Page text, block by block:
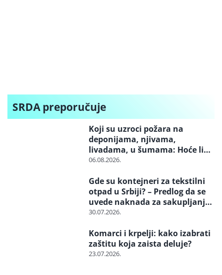
SRDA preporučuje
Koji su uzroci požara na
deponijama, njivama,
livadama, u šumama: Hoće li
neko konačno biti kažnjen
06.08.2026.
Gde su kontejneri za tekstilni
otpad u Srbiji? – Predlog da se
uvede naknada za sakupljanje i
reciklažu i svrstavanje u
30.07.2026.
Komarci i krpelji: kako izabrati
zaštitu koja zaista deluje?
23.07.2026.